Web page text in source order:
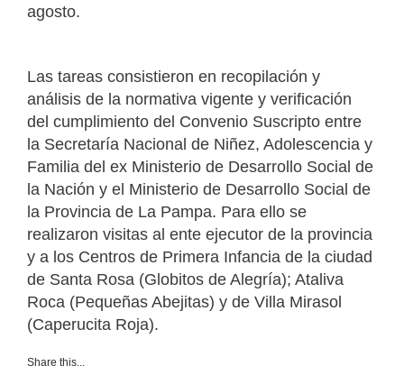
agosto.
Las tareas consistieron en recopilación y
análisis de la normativa vigente y verificación
del cumplimiento del Convenio Suscripto entre
la Secretaría Nacional de Niñez, Adolescencia y
Familia del ex Ministerio de Desarrollo Social de
la Nación y el Ministerio de Desarrollo Social de
la Provincia de La Pampa. Para ello se
realizaron visitas al ente ejecutor de la provincia
y a los Centros de Primera Infancia de la ciudad
de Santa Rosa (Globitos de Alegría); Ataliva
Roca (Pequeñas Abejitas) y de Villa Mirasol
(Caperucita Roja).
Share this...